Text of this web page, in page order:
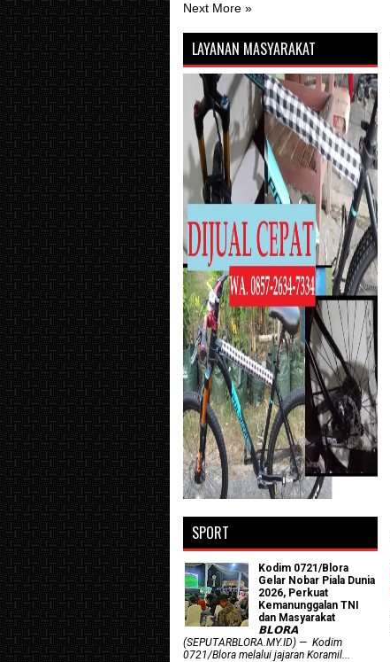
Next More »
LAYANAN MASYARAKAT
SPORT
Kodim 0721/Blora
Gelar Nobar Piala Dunia
2026, Perkuat
Kemanunggalan TNI
dan Masyarakat
𝗕𝗟𝗢𝗥𝗔
(SEPUTARBLORA.MY.ID) — Kodim
0721/Blora melalui jajaran Koramil...